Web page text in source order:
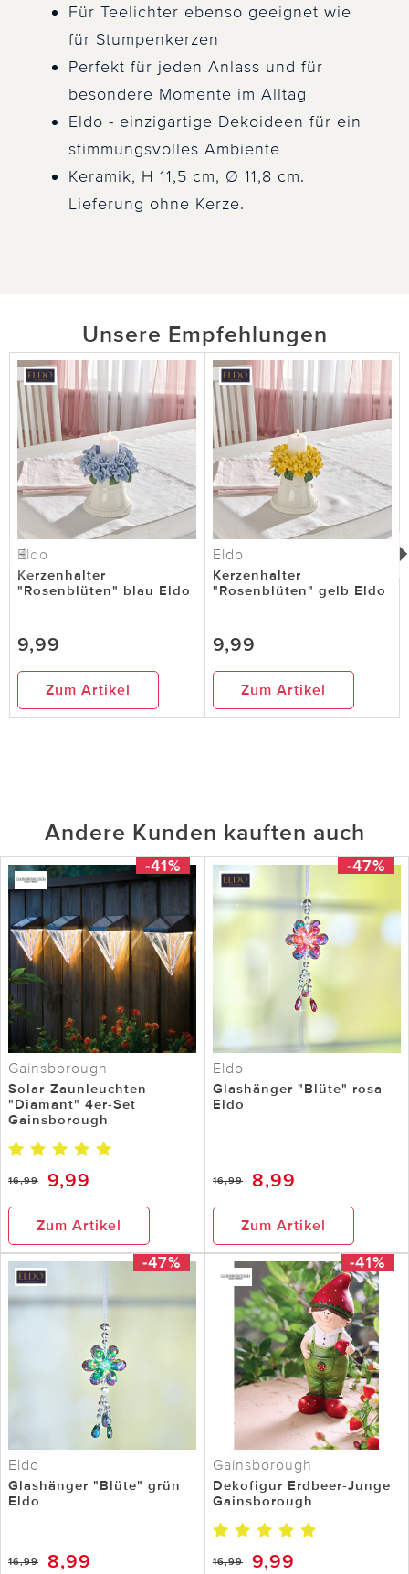
Für Teelichter ebenso geeignet wie
für Stumpenkerzen
Perfekt für jeden Anlass und für
besondere Momente im Alltag
Eldo - einzigartige Dekoideen für ein
stimmungsvolles Ambiente
Keramik, H 11,5 cm, Ø 11,8 cm.
Lieferung ohne Kerze.
Unsere Empfehlungen
Eldo
Kerzenhalter
"Rosenblüten" blau Eldo
9,99
Zum Artikel
Eldo
Kerzenhalter
"Rosenblüten" gelb Eldo
9,99
Zum Artikel
Andere Kunden kauften auch
-41%
Gainsborough
Solar-Zaunleuchten
"Diamant" 4er-Set
Gainsborough
16,99 9,99
Zum Artikel
-47%
Eldo
Glashänger "Blüte" rosa
Eldo
16,99 8,99
Zum Artikel
-47%
Eldo
Glashänger "Blüte" grün
Eldo
16,99 8,99
-41%
Gainsborough
Dekofigur Erdbeer-Junge
Gainsborough
16,99 9,99